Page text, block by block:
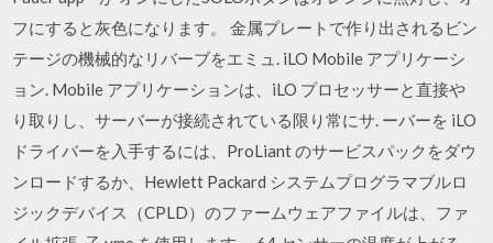
フにすると灰色になります。 金属プレートで作り出されるビン
テージの機械的なリバーブをエミュ. iLO Mobile アプリケーシ
ョン. Mobile アプリケーションは、iLO プロセッサーと直接や
り取りし、サーバーが接続されている限り常にサ. ーバーを iLO
ドライバーを入手するには、ProLiant のサービスパックをダウ
ンロードするか、Hewlett Packard システムプログラマブルロ
ジックデバイス（CPLD）のファームウェアファイルは、ファ